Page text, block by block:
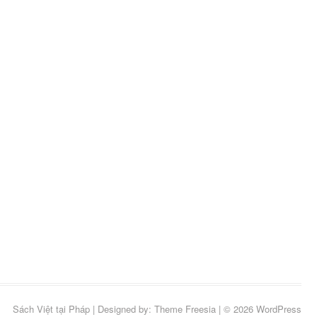
Sách Việt tại Pháp | Designed by: Theme Freesia | © 2026 WordPress